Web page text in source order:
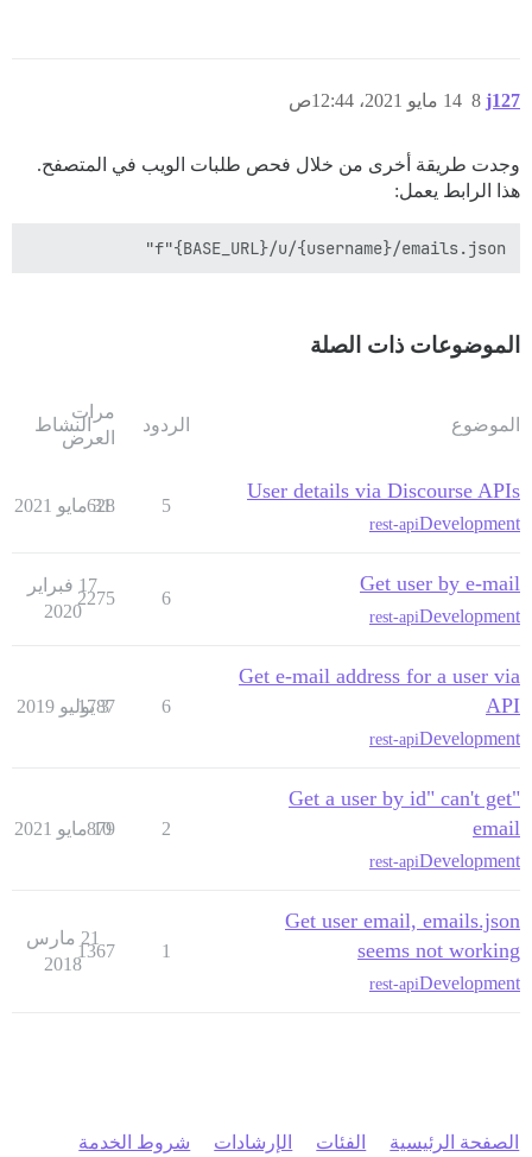
j127 14 مايو 2021، 12:44ص 8
وجدت طريقة أخرى من خلال فحص طلبات الويب في المتصفح.
هذا الرابط يعمل:
f"{BASE_URL}/u/{username}/emails.json"
الموضوعات ذات الصلة
الموضوع الردود
مرات
العرض
النشاط
User details via Discourse APIs
Development
rest-api
5
628
31 مايو 2021
Get user by e-mail
Development
rest-api
6
2275
17 فبراير
2020
Get e-mail address for a user via
API
Development
rest-api
6
1787
3 يوليو 2019
"Get a user by id" can't get
email
Development
rest-api
2
879
10 مايو 2021
Get user email, emails.json
seems not working
Development
rest-api
1
1367
21 مارس
2018
الصفحة الرئيسية الفئات الإرشادات شروط الخدمة